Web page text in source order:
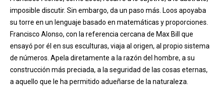
imposible discutir. Sin embargo, da un paso más. Loos apoyaba
su torre en un lenguaje basado en matemáticas y proporciones.
Francisco Alonso, con la referencia cercana de Max Bill que
ensayó por él en sus esculturas, viaja al origen, al propio sistema
de números. Apela diretamente a la razón del hombre, a su
construcción más preciada, a la seguridad de las cosas eternas,
a aquello que le ha permitido adueñarse de la naturaleza.